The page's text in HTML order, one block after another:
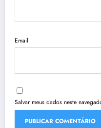
Email
Salvar meus dados neste